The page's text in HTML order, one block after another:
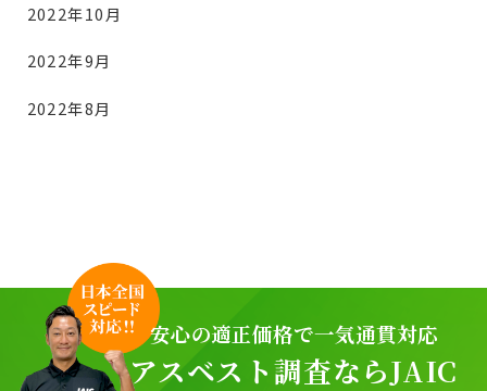
2022年10月
2022年9月
2022年8月
安心の適正価格で一気通貫対応
アスベスト調査ならJAIC